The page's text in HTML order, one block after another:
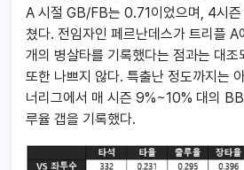
A 시절 GB/FB는 0.71이었으며, 4시즌
쳤다. 전임자인 페르난데스가 트리플 A
개의 병살타를 기록했다는 점과는 대
또한 나쁘지 않다. 특출난 정도까지는
너리그에서 매 시즌 9%~10% 대의
루율 갭을 기록했다.